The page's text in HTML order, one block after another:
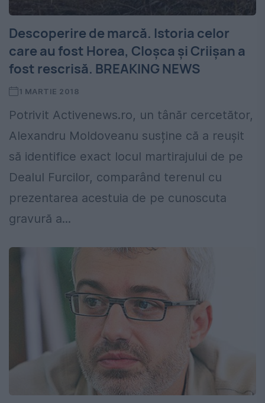
Descoperire de marcă. Istoria celor
care au fost Horea, Cloşca şi Criişan a
fost rescrisă. BREAKING NEWS
1 MARTIE 2018
Potrivit Activenews.ro, un tânăr cercetător,
Alexandru Moldoveanu susține că a reușit
să identifice exact locul martirajului de pe
Dealul Furcilor, comparând terenul cu
prezentarea acestuia de pe cunoscuta
gravură a...